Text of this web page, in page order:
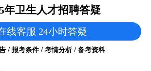
年卫生人才招聘答疑
线客服 24小时答疑
/ 报考条件 / 考情分析 / 备考资料